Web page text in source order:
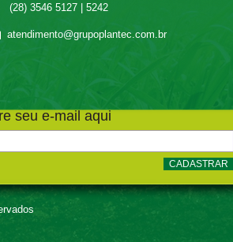
(28) 3546 5127 | 5242
atendimento@grupoplantec.com.br
seu e-mail aqui
CADASTRAR